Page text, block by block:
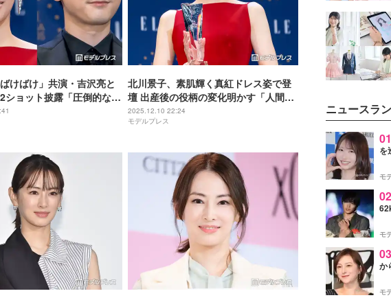
けばけ」共演・吉沢亮と
ショット披露「圧倒的な美
ュ強すぎる」反響相次ぐ
北川景子、素肌輝く真紅ドレス姿で登
壇 出産後の役柄の変化明かす「人間と
しても母としても役者としても成長し
ている段階」【ELLE CINEMA
2025.12.10 22:24
モデルプレス
ニュースラ
01
を
モ
02
「
モ
03
か
モ